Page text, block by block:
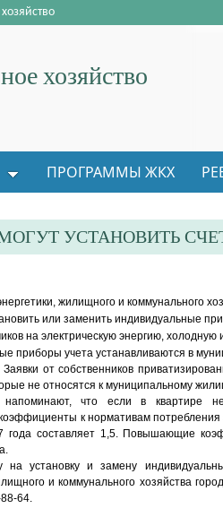
хозяйство
ПРОГРАММЫ ЖКХ
УСТАНОВИТЬ
жилищного и коммунального
или заменить индивидуальные
на электрическую энергию, холодную
приборы учета устанавливаются в
Заявки от собственников
не относятся к муниципальному
напоминают, что если в квартире
к нормативам потребления
года составляет 1,5. Повышающие
на установку и замену
и коммунального хозяйства
64.​